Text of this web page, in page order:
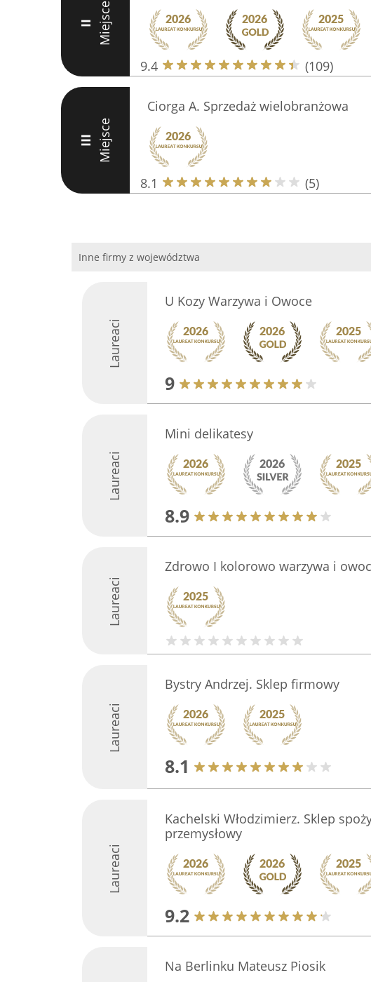
II Miejsce
9.4 (109)
III Miejsce
Ciorga A. Sprzedaż wielobranżowa
8.1 (5)
Inne firmy z województwa
Laureaci
U Kozy Warzywa i Owoce
9
Laureaci
Mini delikatesy
8.9
Laureaci
Zdrowo I kolorowo warzywa i
Laureaci
Bystry Andrzej. Sklep firmowy
8.1
Laureaci
Kachelski Włodzimierz. Sklep
przemysłowy
9.2
Na Berlinku Mateusz Piosik